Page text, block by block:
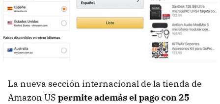
La nueva sección internacional de la tienda de
Amazon US permite además el pago con 25